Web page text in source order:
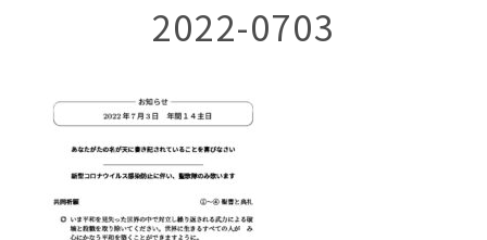
2022-0703